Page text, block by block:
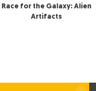
Race for the Galaxy: Alien
Artifacts